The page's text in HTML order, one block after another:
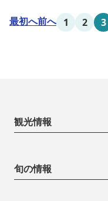
最初へ前へ 1 2 3
観光情報
旬の情報